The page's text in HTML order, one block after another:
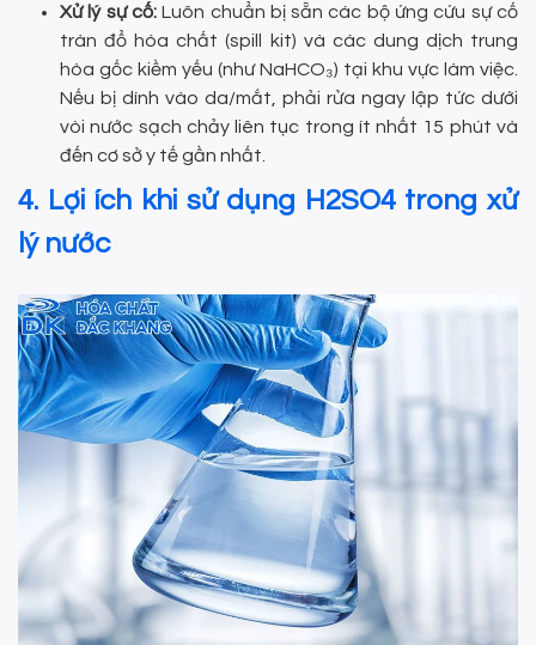
Xử lý sự cố:Luôn chuẩn bị sẵn các bộ ứng cứu sự cố
tràn đổ hóa chất (spill kit) và các dung dịch trung
hòa gốc kiềm yếu (như NaHCO₃) tại khu vực làm việc.
Nếu bị dính vào da/mắt, phải rửa ngay lập tức dưới
vòi nước sạch chảy liên tục trong ít nhất 15 phút và
đến cơ sở y tế gần nhất.
4. Lợi ích khi sử dụng H2SO4 trong xử
lý nước